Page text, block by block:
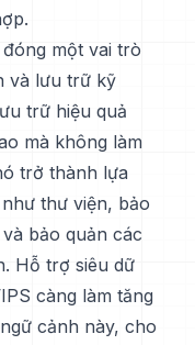
một vai trò
và lưu trữ kỹ
trữ hiệu quả
mà không làm
trở thành lựa
thư viện, bảo
bảo quản các
Hỗ trợ siêu dữ
càng làm tăng
cảnh này, cho